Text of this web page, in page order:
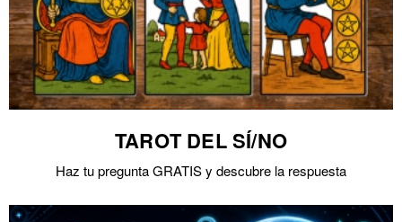
TAROT DEL SÍ/NO
Haz tu pregunta GRATIS y descubre la respuesta